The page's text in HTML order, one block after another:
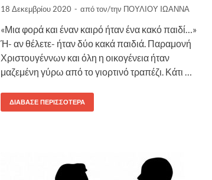
18 Δεκεμβρίου 2020 - από τον/την ΠΟΥΛΙΟΥ IΩΑΝΝΑ
«Μια φορά και έναν καιρό ήταν ένα κακό παιδί…»
Ή- αν θέλετε- ήταν δύο κακά παιδιά. Παραμονή
Χριστουγέννων και όλη η οικογένεια ήταν
μαζεμένη γύρω από το γιορτινό τραπέζι. Κάτι …
ΔΙΆΒΑΣΕ ΠΕΡΙΣΣΌΤΕΡΑ